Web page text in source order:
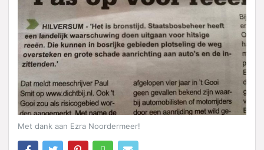
Met dank aan Ezra Noordermeer!